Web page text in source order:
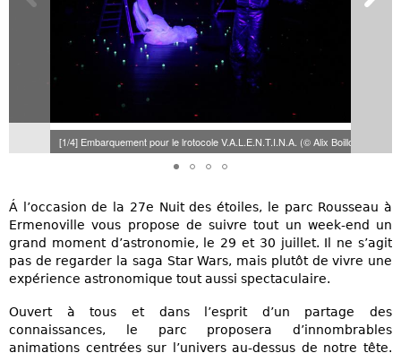
[1/4] Embarquement pour le lrotocole V.A.L.E.N.T.I.N.A. (© Alix Boillot)
Á l’occasion de la 27e Nuit des étoiles, le parc Rousseau à
Ermenoville vous propose de suivre tout un week-end un
grand moment d’astronomie, le 29 et 30 juillet. Il ne s’agit
pas de regarder la saga Star Wars, mais plutôt de vivre une
expérience astronomique tout aussi spectaculaire.
Ouvert à tous et dans l’esprit d’un partage des
connaissances, le parc proposera d’innombrables
animations centrées sur l’univers au-dessus de notre tête.